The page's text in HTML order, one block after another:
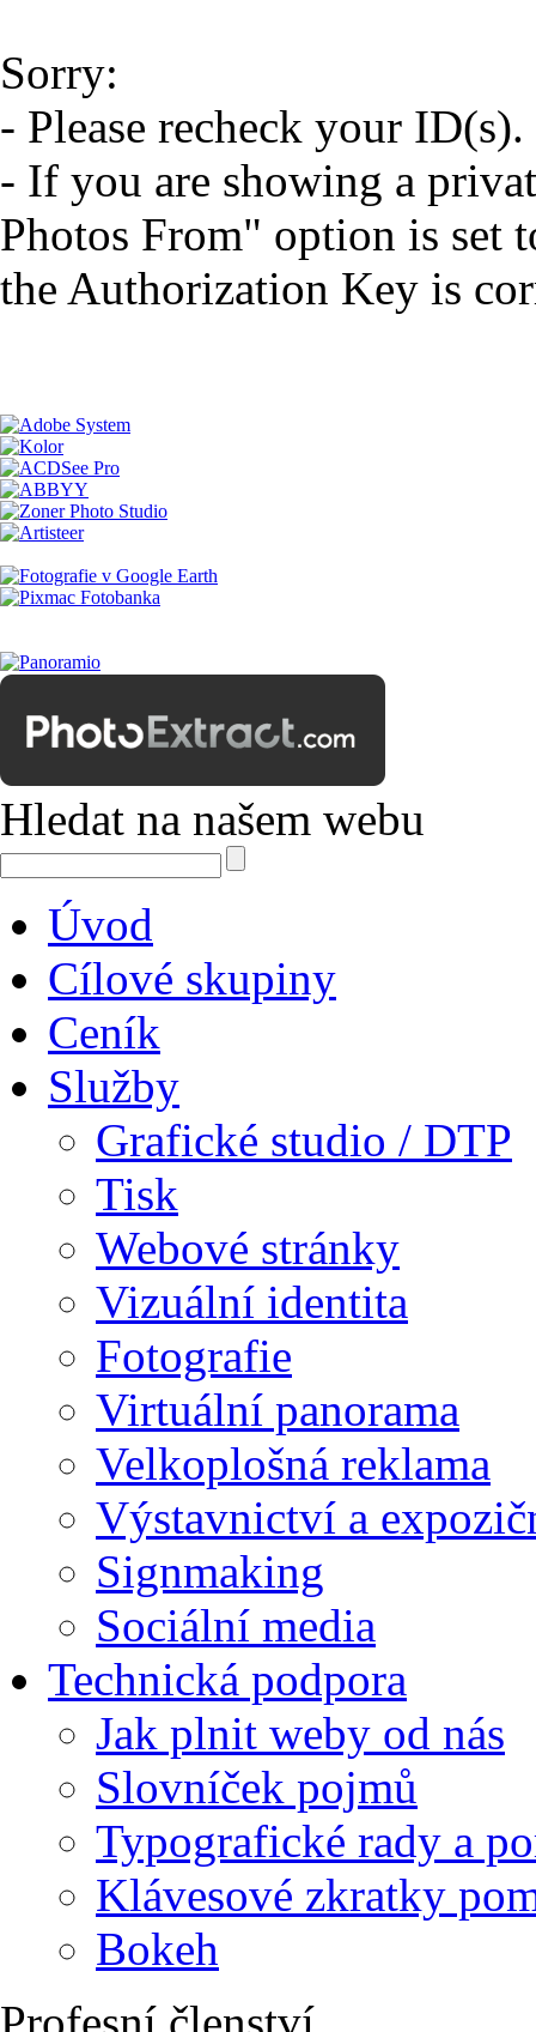
Sorry:
- Please recheck your ID(s).
- If you are showing a
Photos From" option is set
the Authorization Key is
Hledat na našem webu
Úvod
Cílové skupiny
Ceník
Služby
Grafické studio / DTP
Tisk
Webové stránky
Vizuální identita
Fotografie
Virtuální panorama
Velkoplošná reklama
Výstavnictví a
Signmaking
Sociální media
Technická podpora
Jak plnit weby od nás
Slovníček pojmů
Typografické rady a
Klávesové zkratky
Bokeh